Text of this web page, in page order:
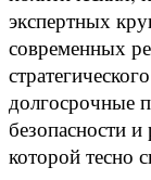
экспертных
современных
долгосрочные
безопасности
которой тесно